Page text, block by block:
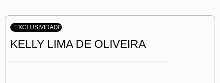
EXCLUSIVIDADE
KELLY LIMA DE OLIVEIRA